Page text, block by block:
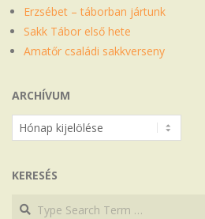
Erzsébet – táborban jártunk
Sakk Tábor első hete
Amatőr családi sakkverseny
ARCHÍVUM
Archívum
KERESÉS
Search
Search